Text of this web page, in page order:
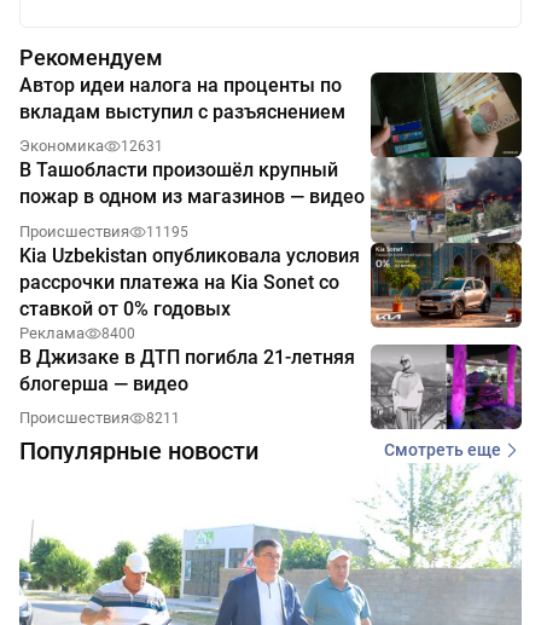
Рекомендуем
Автор идеи налога на проценты по
вкладам выступил с разъяснением
Экономика 12631
В Ташобласти произошёл крупный
пожар в одном из магазинов — видео
Происшествия 11195
Kia Uzbekistan опубликовала условия
рассрочки платежа на Kia Sonet со
ставкой от 0% годовых
Реклама 8400
В Джизаке в ДТП погибла 21-летняя
блогерша — видео
Происшествия 8211
Популярные новости Смотреть еще